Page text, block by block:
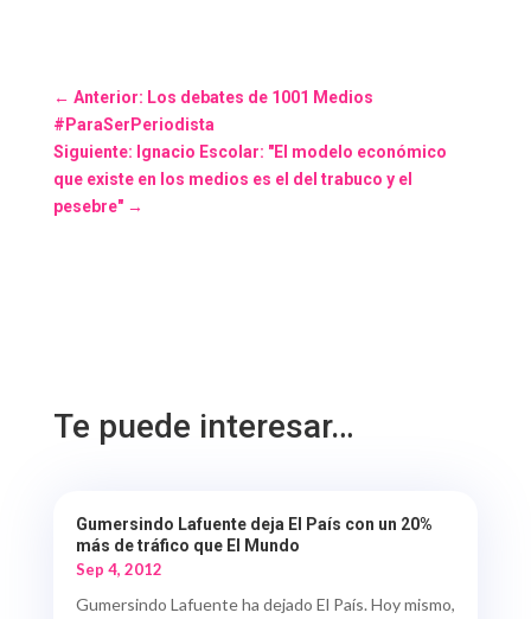
← Anterior: Los debates de 1001 Medios
#ParaSerPeriodista
Siguiente: Ignacio Escolar: "El modelo económico
que existe en los medios es el del trabuco y el
pesebre"→
Te puede interesar…
Gumersindo Lafuente deja El País con un 20%
más de tráfico que El Mundo
Sep 4, 2012
Gumersindo Lafuente ha dejado El País. Hoy mismo,